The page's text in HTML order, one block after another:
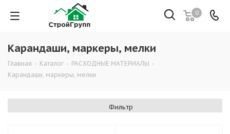
0
Карандаши, маркеры, мелки
Главная - Каталог - РАСХОДНЫЕ МАТЕРИАЛЫ -
Карандаши, маркеры, мелки
Фильтр